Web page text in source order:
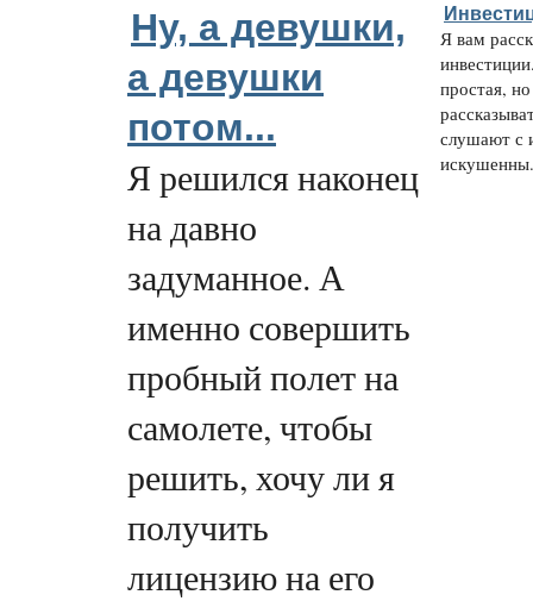
Ну, а девушки,
а девушки
потом...
Я решился наконец
на давно
задуманное. А
именно совершить
пробный полет на
самолете, чтобы
решить, хочу ли я
получить
лицензию на его
Я вам
простая,
слушают с